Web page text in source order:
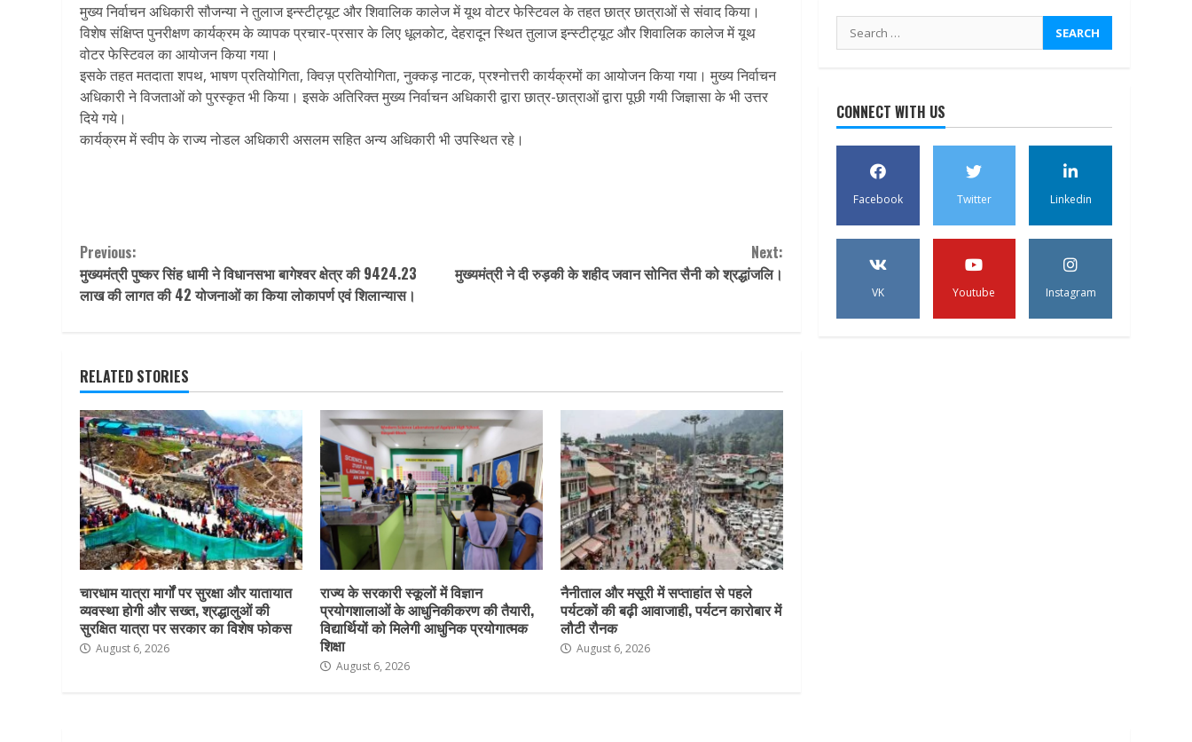
मुख्य निर्वाचन अधिकारी सौजन्या ने तुलाज इन्स्टीट्यूट और शिवालिक कालेज में यूथ वोटर फेस्टिवल के तहत छात्र छात्राओं से संवाद किया।
विशेष संक्षिप्त पुनरीक्षण कार्यक्रम के व्यापक प्रचार-प्रसार के लिए धूलकोट, देहरादून स्थित तुलाज इन्स्टीट्यूट और शिवालिक कालेज में यूथ
वोटर फेस्टिवल का आयोजन किया गया।
इसके तहत मतदाता शपथ, भाषण प्रतियोगिता, क्विज़ प्रतियोगिता, नुक्कड़ नाटक, प्रश्नोत्तरी कार्यक्रमों का आयोजन किया गया। मुख्य निर्वाचन
अधिकारी ने विजताओं को पुरस्कृत भी किया। इसके अतिरिक्त मुख्य निर्वाचन अधिकारी द्वारा छात्र-छात्राओं द्वारा पूछी गयी जिज्ञासा के भी उत्तर
दिये गये।
कार्यक्रम में स्वीप के राज्य नोडल अधिकारी असलम सहित अन्य अधिकारी भी उपस्थित रहे।
Continue
Reading
Previous:
मुख्यमंत्री पुष्कर सिंह धामी ने विधानसभा बागेश्वर क्षेत्र की 9424.23
लाख की लागत की 42 योजनाओं का किया लोकापर्ण एवं शिलान्यास।
Next:
मुख्यमंत्री ने दी रुड़की के शहीद जवान सोनित सैनी को श्रद्धांजलि।
RELATED STORIES
चारधाम यात्रा मार्गों पर सुरक्षा और यातायात
व्यवस्था होगी और सख्त, श्रद्धालुओं की
सुरक्षित यात्रा पर सरकार का विशेष फोकस
August 6, 2026
राज्य के सरकारी स्कूलों में विज्ञान
प्रयोगशालाओं के आधुनिकीकरण की तैयारी,
विद्यार्थियों को मिलेगी आधुनिक प्रयोगात्मक
शिक्षा
August 6, 2026
नैनीताल और मसूरी में सप्ताहांत से पहले
पर्यटकों की बढ़ी आवाजाही, पर्यटन कारोबार में
लौटी रौनक
August 6, 2026
Search
for:
CONNECT WITH US
Facebook Twitter Linkedin
VK Youtube Instagram